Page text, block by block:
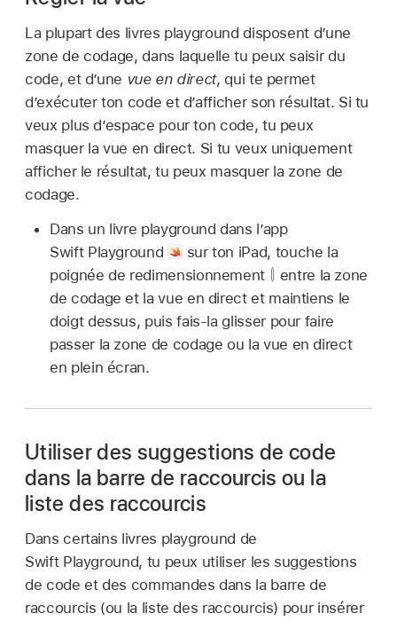
La plupart des livres playground disposent d’une
zone de codage, dans laquelle tu peux saisir du
code, et d’une vue en direct, qui te permet
d’exécuter ton code et d’afficher son résultat. Si tu
veux plus d’espace pour ton code, tu peux
masquer la vue en direct. Si tu veux uniquement
afficher le résultat, tu peux masquer la zone de
codage.
Dans un livre playground dans l’app
Swift Playground
sur ton iPad, touche la
poignée de redimensionnement
entre la zone
de codage et la vue en direct et maintiens le
doigt dessus, puis fais-la glisser pour faire
passer la zone de codage ou la vue en direct
en plein écran.
Utiliser des suggestions de code
dans la barre de raccourcis ou la
liste des raccourcis
Dans certains livres playground de
Swift Playground, tu peux utiliser les suggestions
de code et des commandes dans la barre de
raccourcis (ou la liste des raccourcis) pour insérer